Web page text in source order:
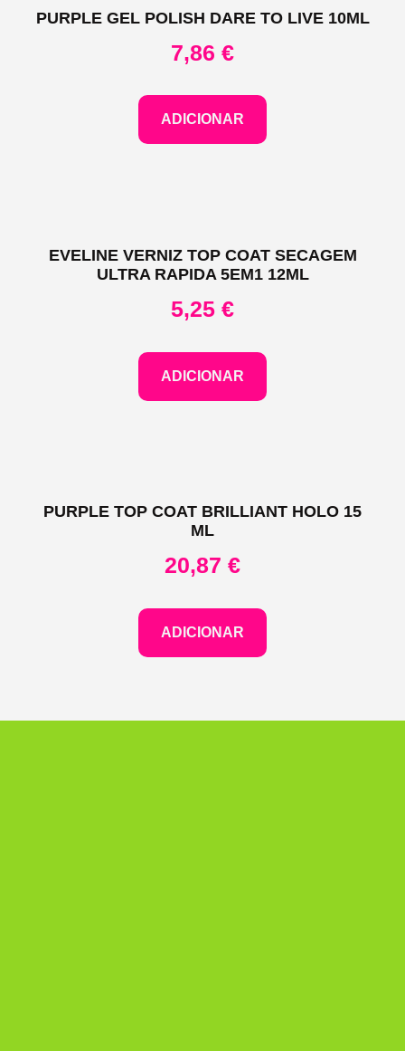
PURPLE GEL POLISH DARE TO LIVE 10ML
7,86 €
ADICIONAR
EVELINE VERNIZ TOP COAT SECAGEM
ULTRA RAPIDA 5EM1 12ML
5,25 €
ADICIONAR
PURPLE TOP COAT BRILLIANT HOLO 15
ML
20,87 €
ADICIONAR